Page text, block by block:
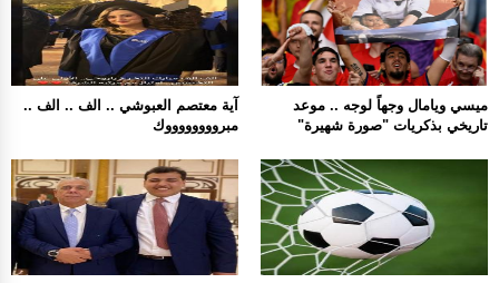
آية معتصم العبوشي .. الف .. الف ..
مبرووووووووك
ميسي ويامال وجهاً لوجه .. موعد
تاريخي بذكريات "صورة شهيرة"